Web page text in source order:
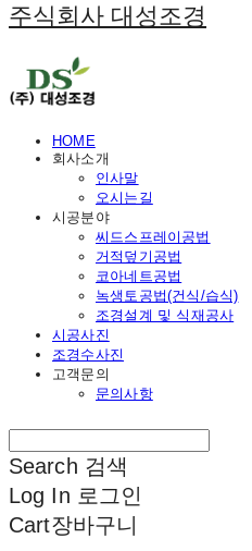
주식회사 대성조경
HOME
회사소개
인사말
오시는길
시공분야
씨드스프레이공법
거적덮기공법
코아네트공법
녹생토공법(건식/습식)
조경설계 및 식재공사
시공사진
조경수사진
고객문의
문의사항
Search 검색
Log In 로그인
Cart장바구니